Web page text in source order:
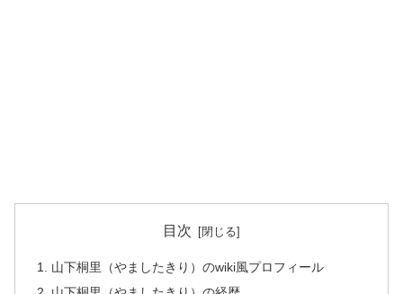
目次
山下桐里（やましたきり）のwiki風プロフィール